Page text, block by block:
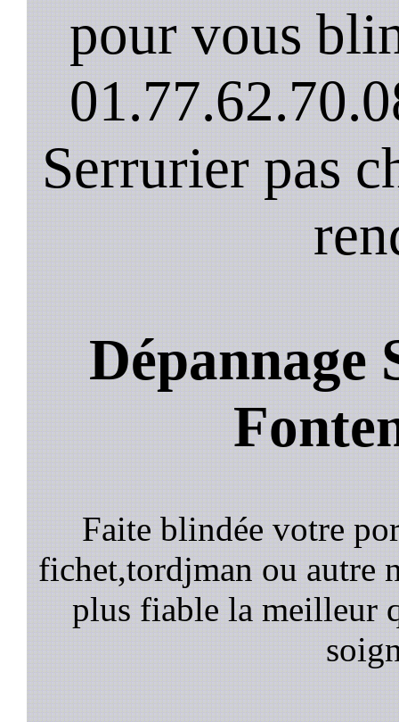
pour vous
Serrurier pas
Dépannage
Faite blindée votre
fichet,tordjman ou autre
plus fiable la meilleur